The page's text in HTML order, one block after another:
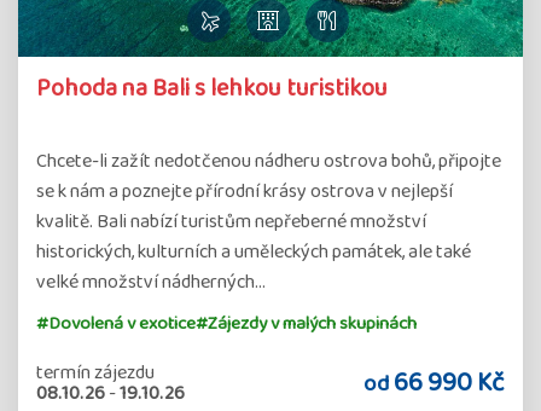
Pohoda na Bali s lehkou turistikou
Chcete-li zažít nedotčenou nádheru ostrova bohů, připojte
se k nám a poznejte přírodní krásy ostrova v nejlepší
kvalitě. Bali nabízí turistům nepřeberné množství
historických, kulturních a uměleckých památek, ale také
velké množství nádherných…
#Dovolená v exotice#Zájezdy v malých skupinách
termín zájezdu
08.10.26-19.10.26 od66 990 Kč